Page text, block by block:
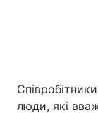
люди, які